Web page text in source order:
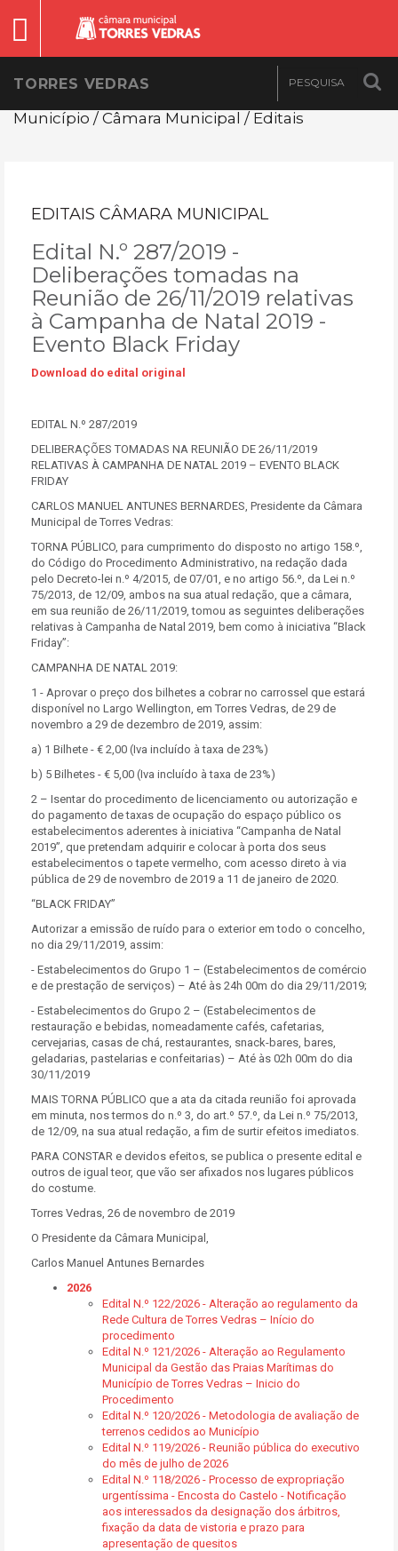
TORRES VEDRAS
Município / Câmara Municipal / Editais
EDITAIS CÂMARA MUNICIPAL
Edital N.º 287/2019 -
Deliberações tomadas na
Reunião de 26/11/2019 relativas
à Campanha de Natal 2019 -
Evento Black Friday
Download do edital original
EDITAL N.º 287/2019
DELIBERAÇÕES TOMADAS NA REUNIÃO DE 26/11/2019
RELATIVAS À CAMPANHA DE NATAL 2019 – EVENTO BLACK
FRIDAY
CARLOS MANUEL ANTUNES BERNARDES, Presidente da Câmara
Municipal de Torres Vedras:
TORNA PÚBLICO, para cumprimento do disposto no artigo 158.º,
do Código do Procedimento Administrativo, na redação dada
pelo Decreto-lei n.º 4/2015, de 07/01, e no artigo 56.º, da Lei n.º
75/2013, de 12/09, ambos na sua atual redação, que a câmara,
em sua reunião de 26/11/2019, tomou as seguintes deliberações
relativas à Campanha de Natal 2019, bem como à iniciativa “Black
Friday”:
CAMPANHA DE NATAL 2019:
1 - Aprovar o preço dos bilhetes a cobrar no carrossel que estará
disponível no Largo Wellington, em Torres Vedras, de 29 de
novembro a 29 de dezembro de 2019, assim:
a) 1 Bilhete - € 2,00 (Iva incluído à taxa de 23%)
b) 5 Bilhetes - € 5,00 (Iva incluído à taxa de 23%)
2 – Isentar do procedimento de licenciamento ou autorização e
do pagamento de taxas de ocupação do espaço público os
estabelecimentos aderentes à iniciativa “Campanha de Natal
2019”, que pretendam adquirir e colocar à porta dos seus
estabelecimentos o tapete vermelho, com acesso direto à via
pública de 29 de novembro de 2019 a 11 de janeiro de 2020.
“BLACK FRIDAY”
Autorizar a emissão de ruído para o exterior em todo o concelho,
no dia 29/11/2019, assim:
- Estabelecimentos do Grupo 1 – (Estabelecimentos de comércio
e de prestação de serviços) – Até às 24h 00m do dia 29/11/2019;
- Estabelecimentos do Grupo 2 – (Estabelecimentos de
restauração e bebidas, nomeadamente cafés, cafetarias,
cervejarias, casas de chá, restaurantes, snack-bares, bares,
geladarias, pastelarias e confeitarias) – Até às 02h 00m do dia
30/11/2019
MAIS TORNA PÚBLICO que a ata da citada reunião foi aprovada
em minuta, nos termos do n.º 3, do art.º 57.º, da Lei n.º 75/2013,
de 12/09, na sua atual redação, a fim de surtir efeitos imediatos.
PARA CONSTAR e devidos efeitos, se publica o presente edital e
outros de igual teor, que vão ser afixados nos lugares públicos
do costume.
Torres Vedras, 26 de novembro de 2019
O Presidente da Câmara Municipal,
Carlos Manuel Antunes Bernardes
2026
Edital N.º 122/2026 - Alteração ao regulamento da
Rede Cultura de Torres Vedras – Início do
procedimento
Edital N.º 121/2026 - Alteração ao Regulamento
Municipal da Gestão das Praias Marítimas do
Município de Torres Vedras – Inicio do
Procedimento
Edital N.º 120/2026 - Metodologia de avaliação de
terrenos cedidos ao Município
Edital N.º 119/2026 - Reunião pública do executivo
do mês de julho de 2026
Edital N.º 118/2026 - Processo de expropriação
urgentíssima - Encosta do Castelo - Notificação
aos interessados da designação dos árbitros,
fixação da data de vistoria e prazo para
apresentação de quesitos